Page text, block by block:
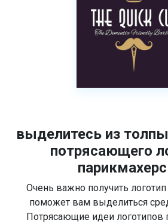
выделитесь из
потрясающего
Очень важно получить
поможет вам выделиться
Потрясающие идеи логотипов